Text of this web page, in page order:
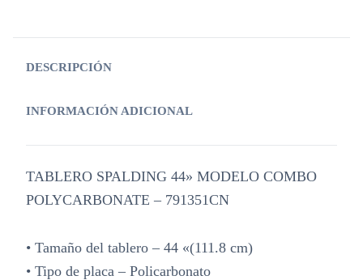
DESCRIPCIÓN
INFORMACIÓN ADICIONAL
TABLERO SPALDING 44» MODELO COMBO
POLYCARBONATE – 791351CN
• Tamaño del tablero – 44 «(111.8 cm)
• Tipo de placa – Policarbonato